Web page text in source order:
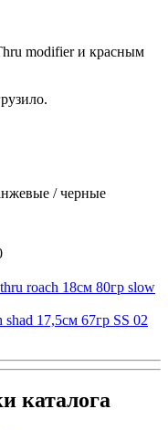
modifier и красным
/ черные
roach 18см 80гр slow
17,5см 67гр SS 02
каталога